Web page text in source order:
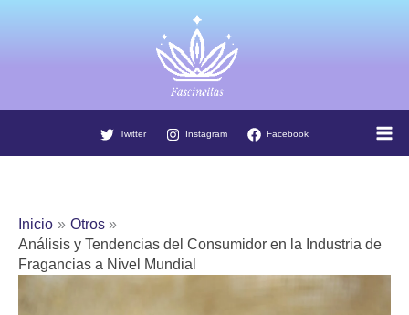
Twitter Instagram Facebook
Inicio
Otros
Análisis y Tendencias del Consumidor en la Industria de
Fragancias a Nivel Mundial